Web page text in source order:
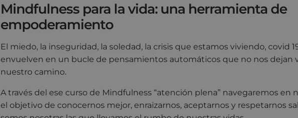
Mindfulness para la vida: una herramienta de
empoderamiento
El miedo, la inseguridad, la soledad, la crisis que estamos viviendo, covid
envuelven en un bucle de pensamientos automáticos que no nos dejan
nuestro camino.
A través del ese curso de Mindfulness “atención plena” navegaremos en
el objetivo de conocernos mejor, enraizarnos, aceptarnos y respetarnos